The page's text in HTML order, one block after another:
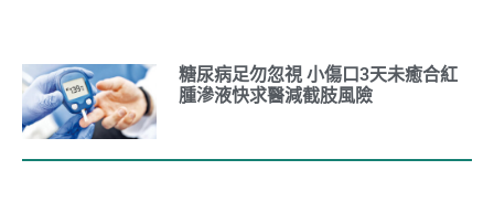
糖尿病足勿忽視 小傷口3天未癒合紅
腫滲液快求醫減截肢風險